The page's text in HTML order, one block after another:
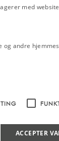
med
andre
ACCEPTER